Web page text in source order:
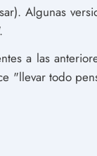
Algunas
a las
"llevar todo